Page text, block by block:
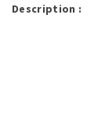
Description :